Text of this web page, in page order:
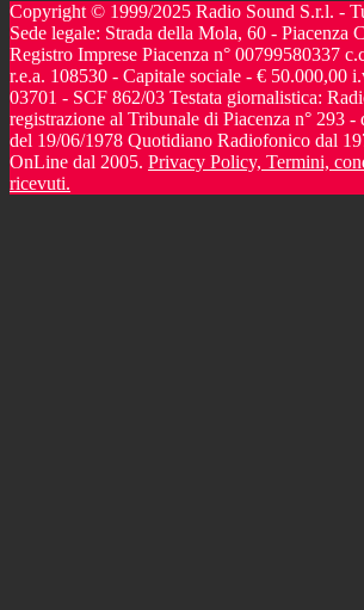
Copyright © 1999/2025 Radio Sound S.r.l. -
Sede legale: Strada della Mola, 60 - Piacenza
Registro Imprese Piacenza n° 00799580337
r.e.a. 108530 - Capitale sociale - € 50.000,00
03701 - SCF 862/03 Testata giornalistica:
registrazione al Tribunale di Piacenza n° 293 -
del 19/06/1978 Quotidiano Radiofonico dal
OnLine dal 2005. Privacy Policy, Termini,
ricevuti.